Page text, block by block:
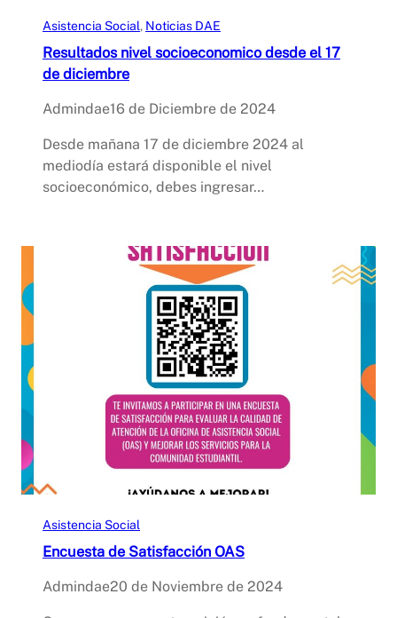
Asistencia Social, Noticias DAE
Resultados nivel socioeconomico desde el 17
de diciembre
Admindae16 de Diciembre de 2024
Desde mañana 17 de diciembre 2024 al
mediodía estará disponible el nivel
socioeconómico, debes ingresar…
Asistencia Social
Encuesta de Satisfacción OAS
Admindae20 de Noviembre de 2024